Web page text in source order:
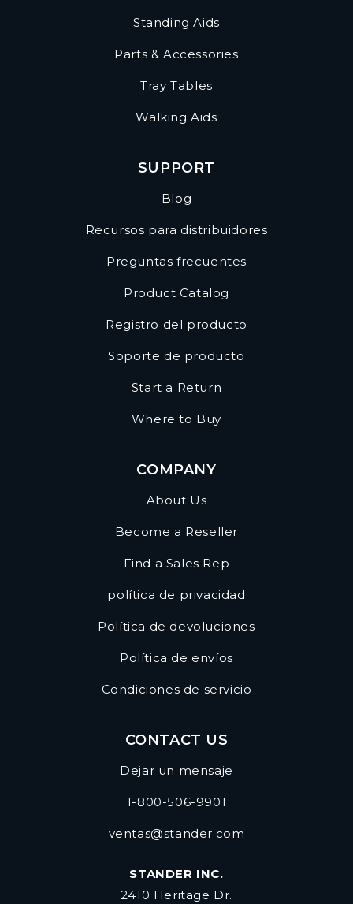
Standing Aids
Parts & Accessories
Tray Tables
Walking Aids
SUPPORT
Blog
Recursos para distribuidores
Preguntas frecuentes
Product Catalog
Registro del producto
Soporte de producto
Start a Return
Where to Buy
COMPANY
About Us
Become a Reseller
Find a Sales Rep
política de privacidad
Política de devoluciones
Política de envíos
Condiciones de servicio
CONTACT US
Dejar un mensaje
1-800-506-9901
ventas@stander.com
STANDER INC.
2410 Heritage Dr.